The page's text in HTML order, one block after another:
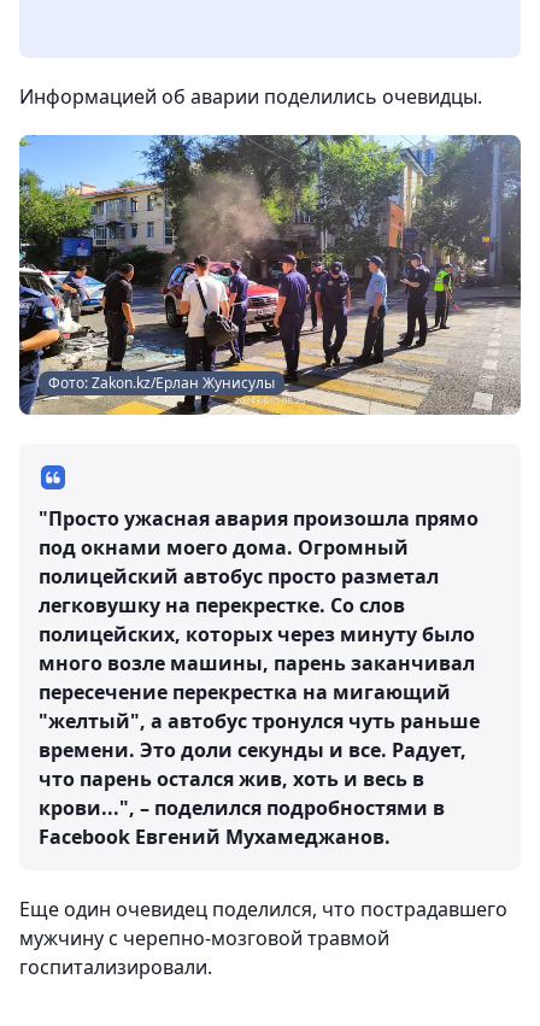
Информацией об аварии поделились очевидцы.
Фото: Zakon.kz/Ерлан Жунисулы
"Просто ужасная авария произошла прямо
под окнами моего дома. Огромный
полицейский автобус просто разметал
легковушку на перекрестке. Со слов
полицейских, которых через минуту было
много возле машины, парень заканчивал
пересечение перекрестка на мигающий
"желтый", а автобус тронулся чуть раньше
времени. Это доли секунды и все. Радует,
что парень остался жив, хоть и весь в
крови...", – поделился подробностями в
Facebook Евгений Мухамеджанов.
Еще один очевидец поделился, что пострадавшего
мужчину с черепно-мозговой травмой
госпитализировали.